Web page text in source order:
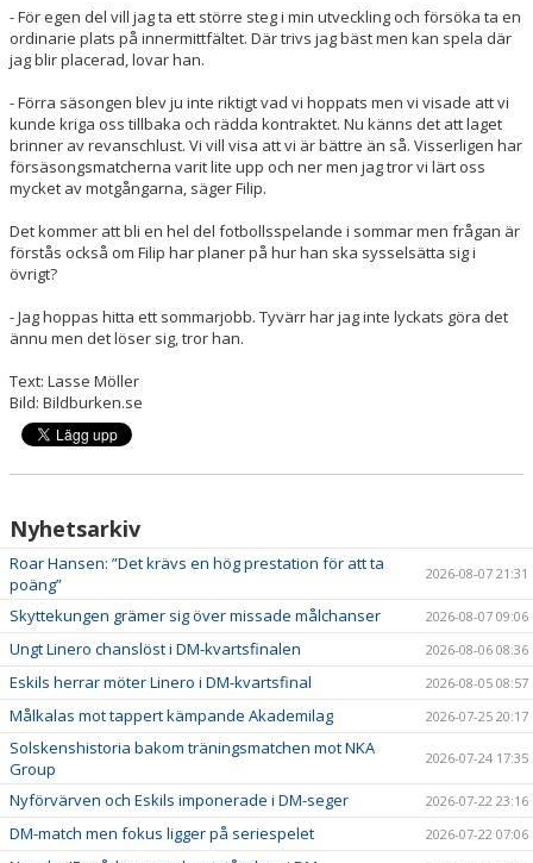
- För egen del vill jag ta ett större steg i min utveckling och försöka ta en
ordinarie plats på innermittfältet. Där trivs jag bäst men kan spela där
jag blir placerad, lovar han.
- Förra säsongen blev ju inte riktigt vad vi hoppats men vi visade att vi
kunde kriga oss tillbaka och rädda kontraktet. Nu känns det att laget
brinner av revanschlust. Vi vill visa att vi är bättre än så. Visserligen har
försäsongsmatcherna varit lite upp och ner men jag tror vi lärt oss
mycket av motgångarna, säger Filip.
Det kommer att bli en hel del fotbollsspelande i sommar men frågan är
förstås också om Filip har planer på hur han ska sysselsätta sig i
övrigt?
- Jag hoppas hitta ett sommarjobb. Tyvärr har jag inte lyckats göra det
ännu men det löser sig, tror han.
Text: Lasse Möller
Bild: Bildburken.se
Nyhetsarkiv
Roar Hansen: ”Det krävs en hög prestation för att ta
poäng”
2026-08-07 21:31
Skyttekungen grämer sig över missade målchanser 2026-08-07 09:06
Ungt Linero chanslöst i DM-kvartsfinalen 2026-08-06 08:36
Eskils herrar möter Linero i DM-kvartsfinal 2026-08-05 08:57
Målkalas mot tappert kämpande Akademilag 2026-07-25 20:17
Solskenshistoria bakom träningsmatchen mot NKA
Group
2026-07-24 17:35
Nyförvärven och Eskils imponerade i DM-seger 2026-07-22 23:16
DM-match men fokus ligger på seriespelet 2026-07-22 07:06